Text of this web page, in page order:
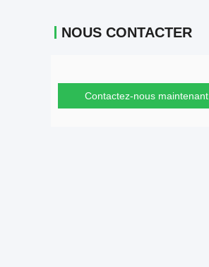
NOUS CONTACTER
Contactez-nous maintenant